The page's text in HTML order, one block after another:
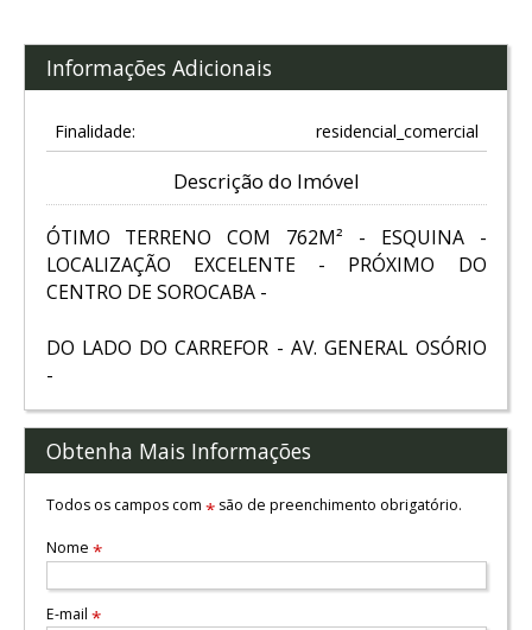
Informações Adicionais
Finalidade: residencial_comercial
Descrição do Imóvel
ÓTIMO TERRENO COM 762M² - ESQUINA -
LOCALIZAÇÃO EXCELENTE - PRÓXIMO DO
CENTRO DE SOROCABA -
DO LADO DO CARREFOR - AV. GENERAL OSÓRIO
-
Obtenha Mais Informações
Todos os campos com *são de preenchimento obrigatório.
Nome *
E-mail *